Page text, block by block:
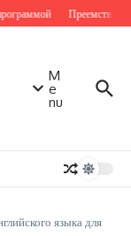
M
e
nu
языка для